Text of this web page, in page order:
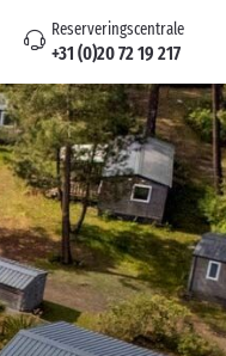
Reserveringscentrale
+31 (0)20 72 19 217